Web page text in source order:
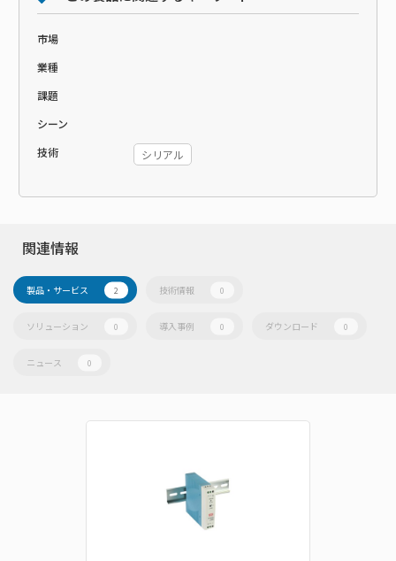
市場
業種
課題
シーン
技術
シリアル
関連情報
製品・サービス 2 技術情報 0
ソリューション 0 導入事例 0 ダウンロード 0
ニュース 0